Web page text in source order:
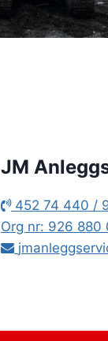
JM
452 74 440 /
Org nr: 926 880